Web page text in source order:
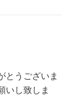
とうございま
いし致しま